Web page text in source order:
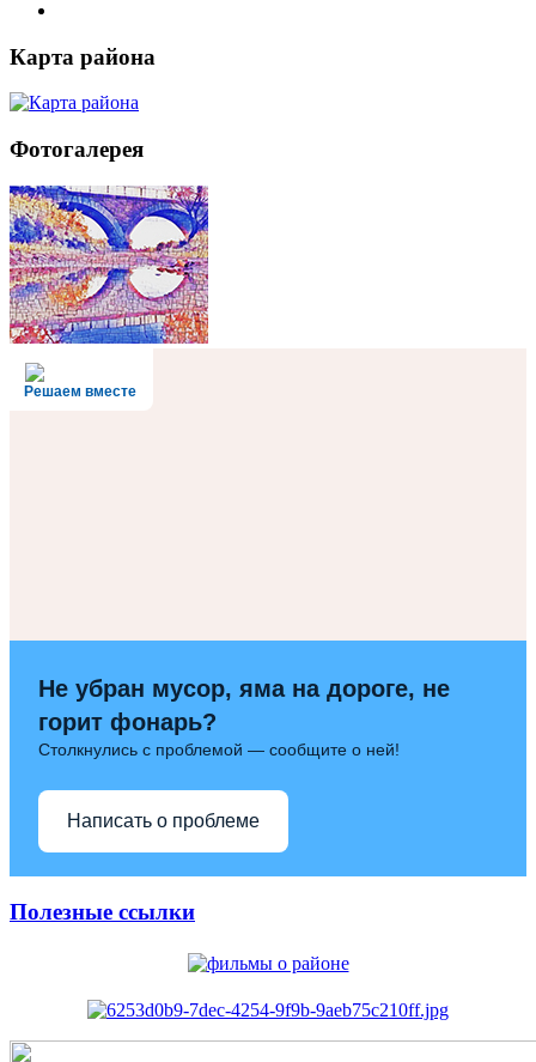
Карта района
Фотогалерея
Решаем вместе
Не убран мусор, яма на дороге, не
горит фонарь?
Столкнулись с проблемой — сообщите о ней!
Написать о проблеме
Полезные ссылки